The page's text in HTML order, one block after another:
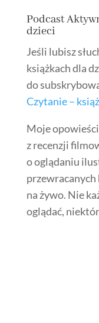
Podcast
dzieci
Jeśli lubisz
książkach dla
do
Czytanie –
Moje
z recenzji
o oglądaniu
przewracanych
na żywo. Nie
oglądać,